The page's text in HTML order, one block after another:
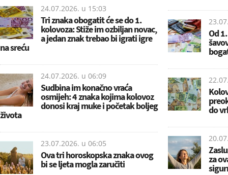
24.07.2026. u 15:03
Tri znaka obogatit će se do 1.
kolovoza: Stiže im ozbiljan novac,
a jedan znak trebao bi igrati igre
na sreću
24.07.2026. u 06:09
Sudbina im konačno vraća
osmijeh: 4 znaka kojima kolovoz
donosi kraj muke i početak boljeg
života
23.07.2026. u 06:05
Ova tri horoskopska znaka ovog
bi se ljeta mogla zaručiti
Od
do
za